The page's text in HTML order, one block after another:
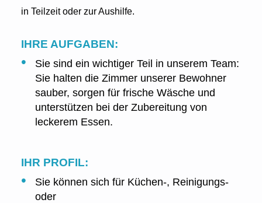
in Teilzeit oder zur Aushilfe.
IHRE AUFGABEN:
Sie sind ein wichtiger Teil in unserem Team:
Sie halten die Zimmer unserer Bewohner
sauber, sorgen für frische Wäsche und
unterstützen bei der Zubereitung von
leckerem Essen.
IHR PROFIL:
Sie können sich für Küchen-, Reinigungs-
oder